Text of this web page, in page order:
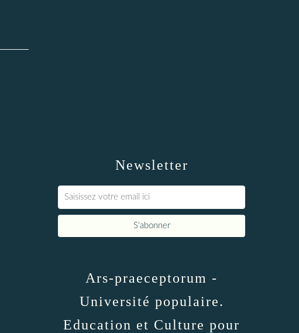
Newsletter
Ars-praeceptorum -
Université populaire.
Education et Culture pour